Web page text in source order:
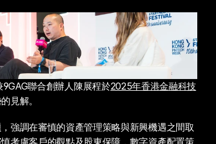
聯合創辦人陳展程於2025年香港金融科技
見解。
強調在審慎的資產管理策略與新興機遇之間取
考慮客戶的觀點及股東保障，數字資產配置策